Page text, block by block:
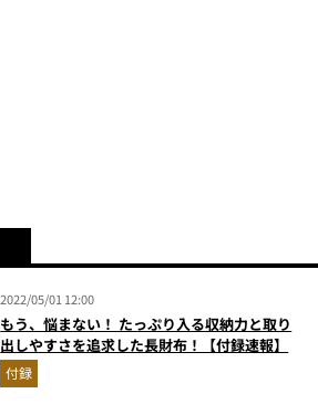
2022/05/01 12:00
もう、悩まない！ たっぷり入る収納力と取り
出しやすさを追求した長財布！【付録速報】
付録